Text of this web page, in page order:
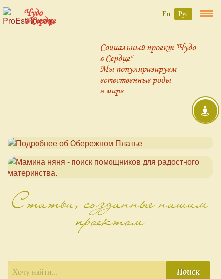
Чудо
в Сердце
Социальный проект "Чудо
в Сердце"
Мы популяризируем
естественные роды
в мире
Статьи, созданные нашим
проектом
Поиск
En Рус